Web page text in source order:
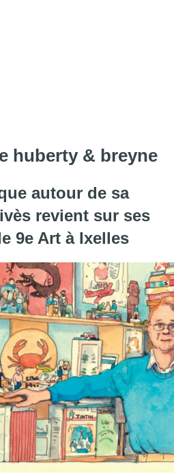
huberty & breyne
autour de sa
revient sur ses
9e Art à Ixelles